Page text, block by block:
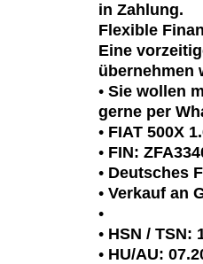
in Zahlung.
Flexible
Eine
übernehmen
• Sie wollen
gerne per
• FIAT 500X
• FIN:
• Deutsches
• Verkauf an
•
• HSN / TSN:
• HU/AU: